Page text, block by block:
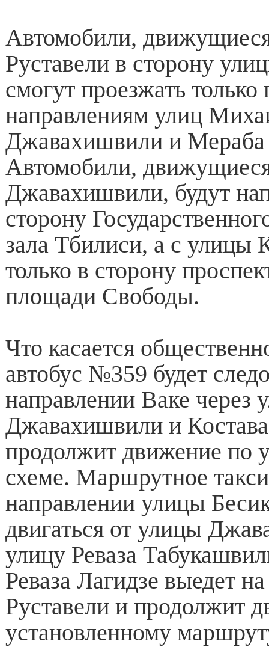
Автомобили,
Руставели в сторону
смогут проезжать только
направлениям улиц
Джавахишвили и Мераба
Автомобили,
Джавахишвили, будут
сторону
зала Тбилиси, а с улицы
только в сторону
площади Свободы.
Что касается
автобус №359 будет
направлении Ваке через
Джавахишвили и
продолжит движение по
схеме. Маршрутное
направлении улицы
двигаться от улицы
улицу Реваза
Реваза Лагидзе выедет
Руставели и продолжит
установленному